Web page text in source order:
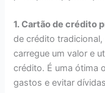
1. Cartão de crédito
de crédito
carregue um valor e
crédito. É uma ótima
gastos e evitar